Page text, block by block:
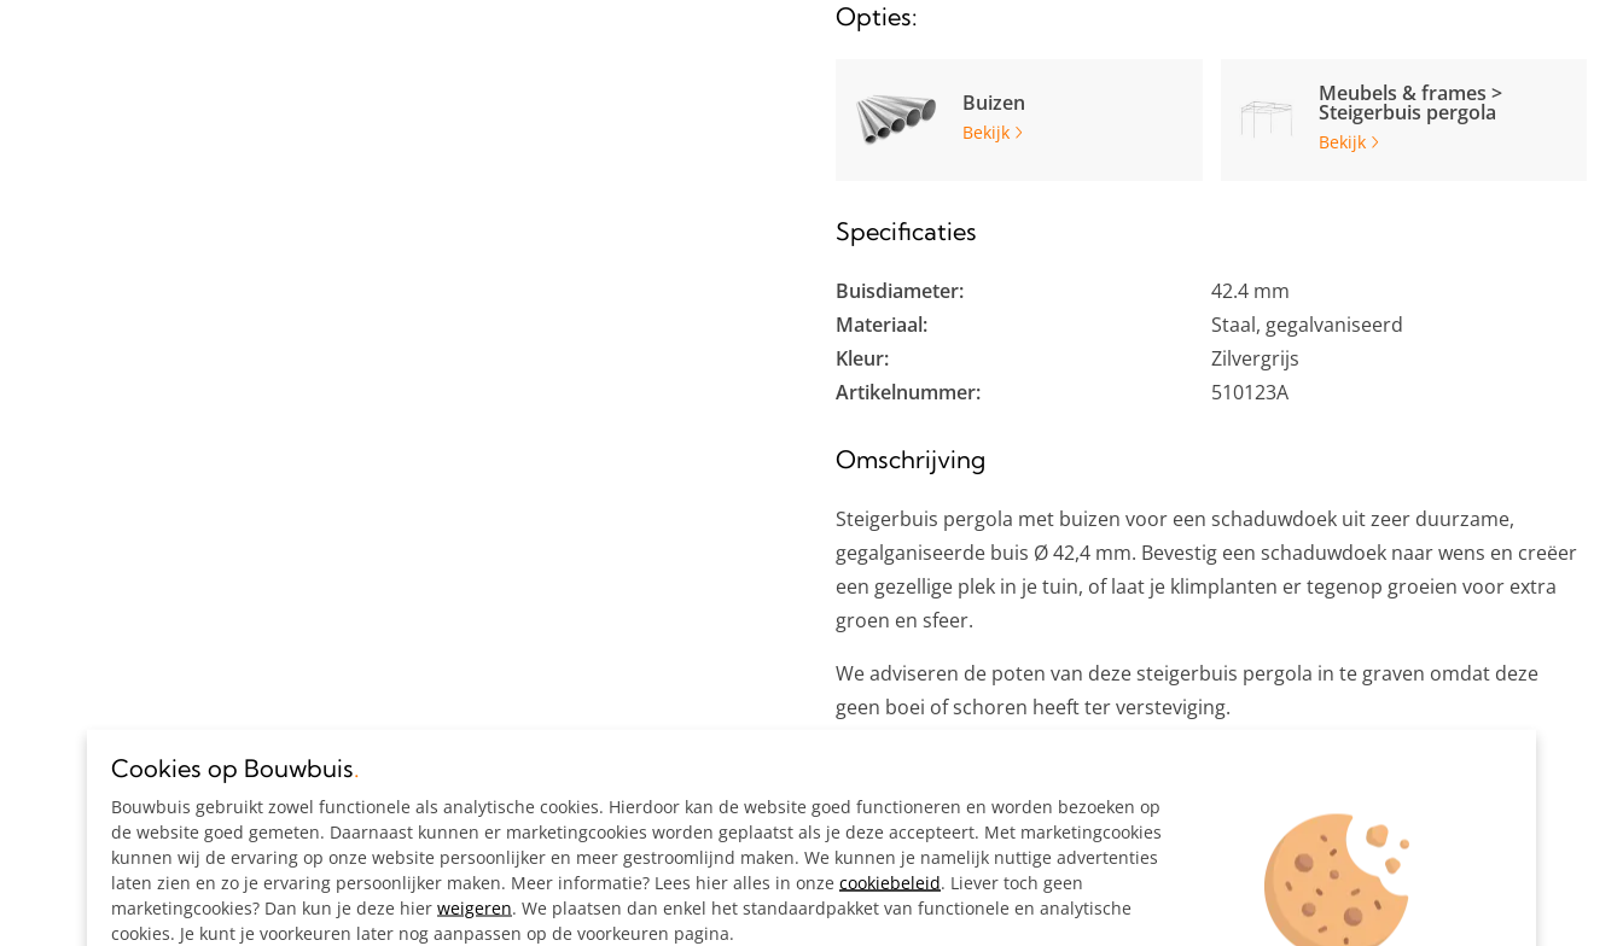
Opties:
Buizen
Bekijk
Meubels & frames >
Steigerbuis pergola
Bekijk
Specificaties
Buisdiameter:
42.4 mm
Materiaal:
Staal, gegalvaniseerd
Kleur:
Zilvergrijs
Artikelnummer:
510123A
Omschrijving
Steigerbuis pergola met buizen voor een schaduwdoek uit zeer duurzame,
gegalganiseerde buis Ø 42,4 mm. Bevestig een schaduwdoek naar wens en creëer
een gezellige plek in je tuin, of laat je klimplanten er tegenop groeien voor extra
groen en sfeer.
We adviseren de poten van deze steigerbuis pergola in te graven omdat deze
geen boei of schoren heeft ter versteviging.
Alle materialen op maat gezaagd
4x 3-weg Hoekstuk Ø 42,4 mm
4x Kort T-stuk Ø 42,4 mm
2x Hoekstuk doorlopende staander 90° Ø 42,4 mm
6x Ronde wand/plafond/voetplaat Ø 42,4 mm
Cookies op Bouwbuis.
Bouwbuis gebruikt zowel functionele als analytische cookies. Hierdoor kan de website goed functioneren en worden bezoeken op
de website goed gemeten. Daarnaast kunnen er marketingcookies worden geplaatst als je deze accepteert. Met marketingcookies
kunnen wij de ervaring op onze website persoonlijker en meer gestroomlijnd maken. We kunnen je namelijk nuttige advertenties
laten zien en zo je ervaring persoonlijker maken. Meer informatie? Lees hier alles in onze cookiebeleid. Liever toch geen
marketingcookies? Dan kun je deze hier weigeren. We plaatsen dan enkel het standaardpakket van functionele en analytische
cookies. Je kunt je voorkeuren later nog aanpassen op de voorkeuren pagina.